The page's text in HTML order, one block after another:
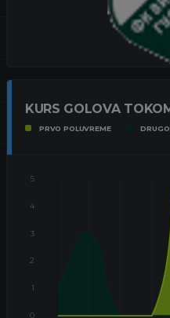
KURS GOLOVA
PRVO POLUVREME